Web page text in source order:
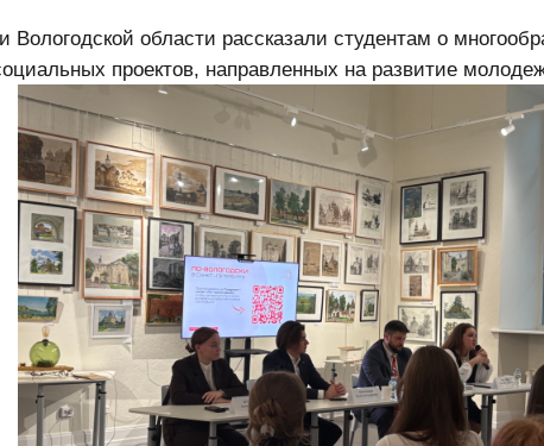
Вологодской области рассказали студентам о
проектов, направленных на развитие